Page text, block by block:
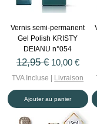
Vernis semi-permanent
Gel Polish KRISTY
DEIANU n°054
Prix original
12,95 € Prix
10,00 €
TVA Incluse Livraison
Ajouter au panier